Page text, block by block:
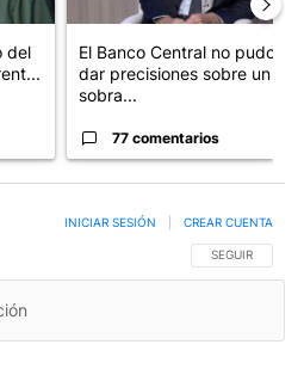
del
El Banco Central no pudo
dar precisiones sobre un
sobra...
77 comentarios
SIGA ESTA
SEGUIR
INICIAR SESIÓN CREAR CUENTA